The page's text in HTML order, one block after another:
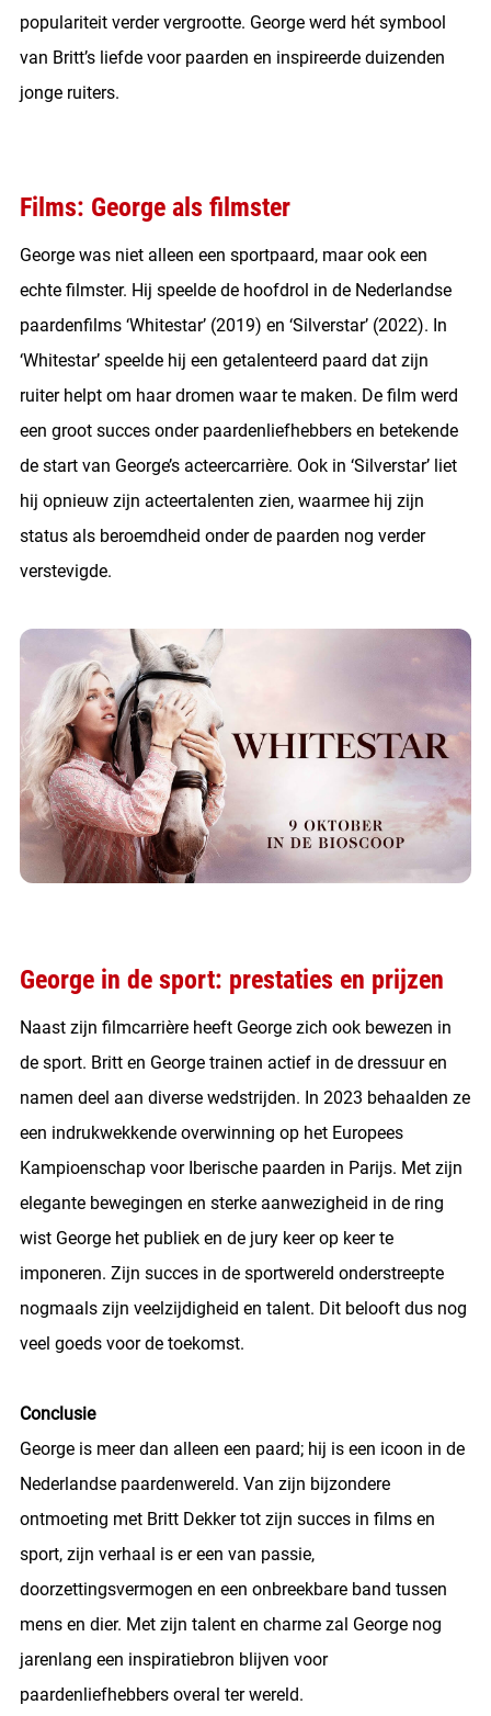
populariteit verder vergrootte. George werd hét symbool
van Britt’s liefde voor paarden en inspireerde duizenden
jonge ruiters.
Films: George als filmster
George was niet alleen een sportpaard, maar ook een
echte filmster. Hij speelde de hoofdrol in de Nederlandse
paardenfilms ‘Whitestar’ (2019) en ‘Silverstar’ (2022). In
‘Whitestar’ speelde hij een getalenteerd paard dat zijn
ruiter helpt om haar dromen waar te maken. De film werd
een groot succes onder paardenliefhebbers en betekende
de start van George’s acteercarrière. Ook in ‘Silverstar’ liet
hij opnieuw zijn acteertalenten zien, waarmee hij zijn
status als beroemdheid onder de paarden nog verder
verstevigde.
George in de sport: prestaties en prijzen
Naast zijn filmcarrière heeft George zich ook bewezen in
de sport. Britt en George trainen actief in de dressuur en
namen deel aan diverse wedstrijden. In 2023 behaalden ze
een indrukwekkende overwinning op het Europees
Kampioenschap voor Iberische paarden in Parijs. Met zijn
elegante bewegingen en sterke aanwezigheid in de ring
wist George het publiek en de jury keer op keer te
imponeren. Zijn succes in de sportwereld onderstreepte
nogmaals zijn veelzijdigheid en talent. Dit belooft dus nog
veel goeds voor de toekomst.
Conclusie
George is meer dan alleen een paard; hij is een icoon in de
Nederlandse paardenwereld. Van zijn bijzondere
ontmoeting met Britt Dekker tot zijn succes in films en
sport, zijn verhaal is er een van passie,
doorzettingsvermogen en een onbreekbare band tussen
mens en dier. Met zijn talent en charme zal George nog
jarenlang een inspiratiebron blijven voor
paardenliefhebbers overal ter wereld.